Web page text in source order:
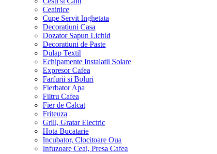
Ceainice
Cupe Servit Inghetata
Decoratiuni Casa
Dozator Sapun Lichid
Decoratiuni de Paste
Dulap Textil
Echipamente Instalatii Solare
Expresor Cafea
Farfurii si Boluri
Fierbator Apa
Filtru Cafea
Fier de Calcat
Friteuza
Grill, Gratar Electric
Hota Bucatarie
Incubator, Clocitoare Oua
Infuzoare Ceai, Presa Cafea